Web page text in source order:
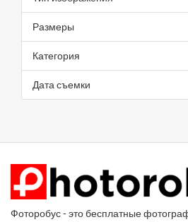
Размеры
Категория
Дата съемки
Фоторобус - это бесплатные